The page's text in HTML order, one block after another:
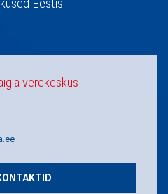
Eestis
verekeskus